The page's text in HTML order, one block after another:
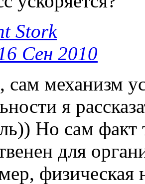
Stork
Сен 2010
сам механизм
я
Но сам факт
для
физическая